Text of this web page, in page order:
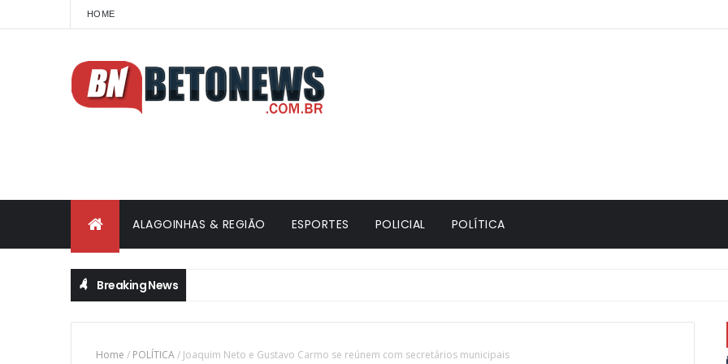
HOME
ALAGOINHAS & REGIÃO ESPORTES POLICIAL POLÍTICA
Breaking News
Home / POLÍTICA/ Joaquim Neto e Gustavo Carmo se reúnem com secretários municipais